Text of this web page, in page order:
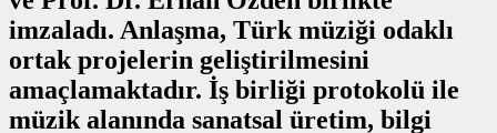
imzaladı. Anlaşma, Türk müziği odaklı
ortak projelerin geliştirilmesini
amaçlamaktadır. İş birliği protokolü ile
müzik alanında sanatsal üretim, bilgi